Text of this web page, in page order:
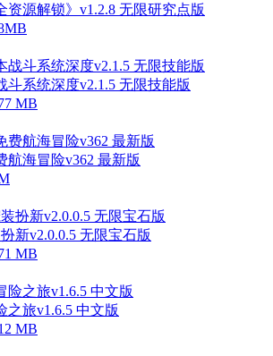
资源解锁》v1.2.8 无限研究点版
斗系统深度v2.1.5 无限技能版
MB
航海冒险v362 最新版
新v2.0.0.5 无限宝石版
MB
之旅v1.6.5 中文版
MB